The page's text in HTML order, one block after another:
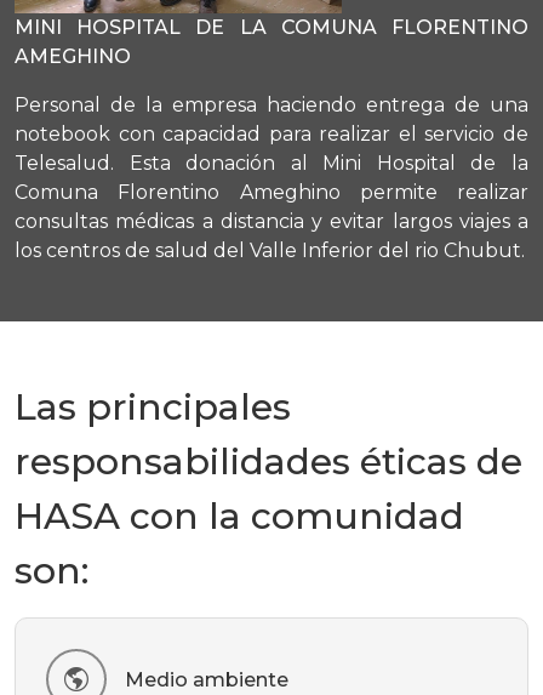
MINI HOSPITAL DE LA COMUNA FLORENTINO
AMEGHINO
Personal de la empresa haciendo entrega de una
notebook con capacidad para realizar el servicio de
Telesalud. Esta donación al Mini Hospital de la
Comuna Florentino Ameghino permite realizar
consultas médicas a distancia y evitar largos viajes a
los centros de salud del Valle Inferior del rio Chubut.
Las principales
responsabilidades éticas de
HASA con la comunidad
son:
Medio ambiente